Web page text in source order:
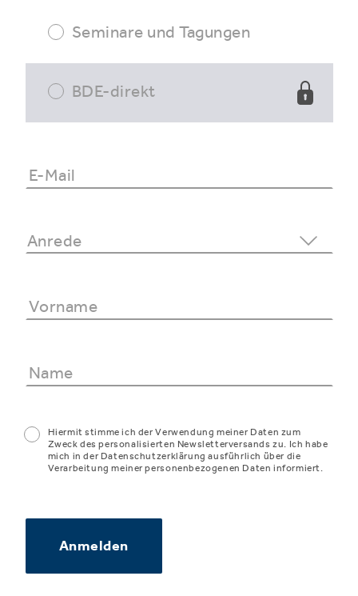
Seminare und Tagungen
BDE-direkt
Hiermit stimme ich der Verwendung meiner Daten zum
Zweck des personalisierten Newsletterversands zu. Ich habe
mich in der Datenschutzerklärung ausführlich über die
Verarbeitung meiner personenbezogenen Daten informiert.
Anmelden